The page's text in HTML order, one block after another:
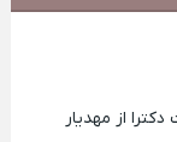
از مهدیار